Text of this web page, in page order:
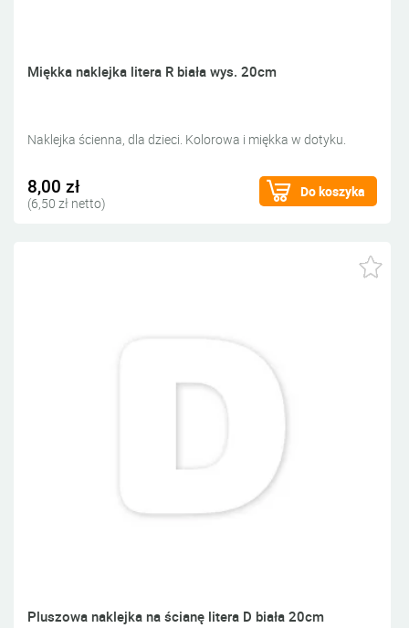
Miękka naklejka litera R biała wys. 20cm
Naklejka ścienna, dla dzieci. Kolorowa i miękka w dotyku.
8,00 zł
(6,50 zł netto)
Do koszyka
Pluszowa naklejka na ścianę litera D biała 20cm